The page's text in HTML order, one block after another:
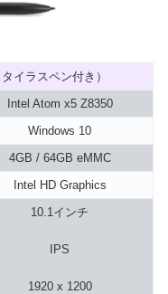
イラスペン付き）
Intel Atom x5 Z8350
Windows 10
4GB / 64GB eMMC
Intel HD Graphics
10.1インチ
IPS
1920 x 1200